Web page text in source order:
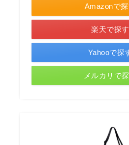
Amazonで
楽天で探す
Yahooで探
メルカリで